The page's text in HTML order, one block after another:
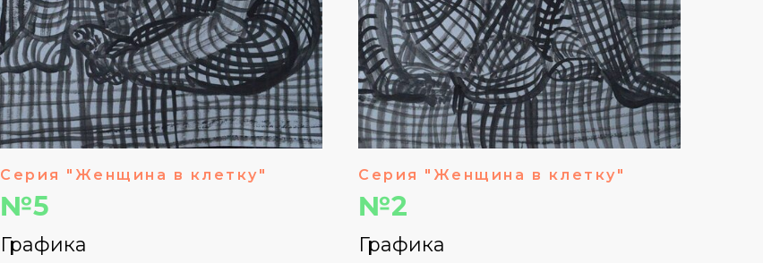
Серия "Женщина в клетку"
№5
Графика
Серия "Женщина в клетку"
№2
Графика